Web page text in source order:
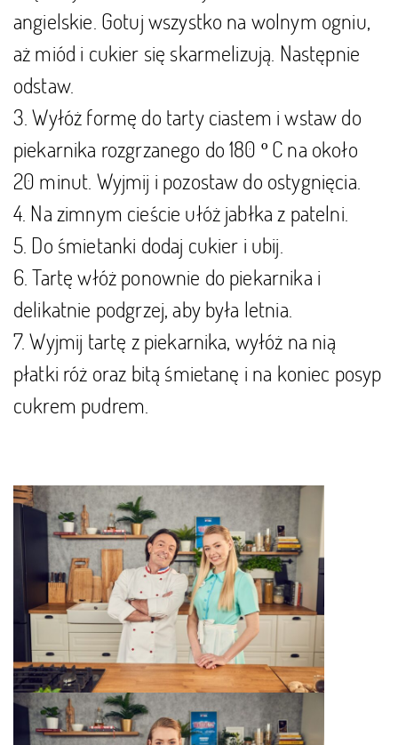
angielskie. Gotuj wszystko na wolnym ogniu,
aż miód i cukier się skarmelizują. Następnie
odstaw.
3. Wyłóż formę do tarty ciastem i wstaw do
piekarnika rozgrzanego do 180 º C na około
20 minut. Wyjmij i pozostaw do ostygnięcia.
4. Na zimnym cieście ułóż jabłka z patelni.
5. Do śmietanki dodaj cukier i ubij.
6. Tartę włóż ponownie do piekarnika i
delikatnie podgrzej, aby była letnia.
7. Wyjmij tartę z piekarnika, wyłóż na nią
płatki róż oraz bitą śmietanę i na koniec posyp
cukrem pudrem.